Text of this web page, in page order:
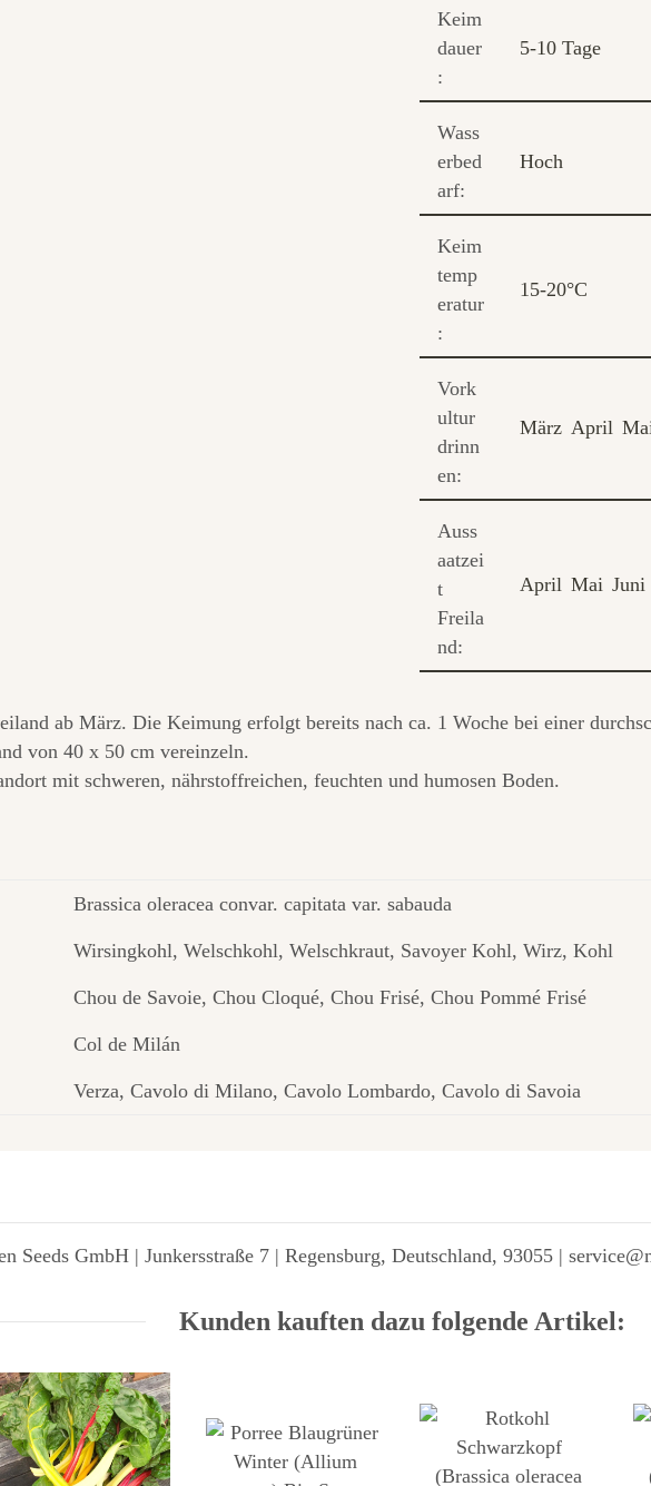
Keim
dauer
:
5-10 Tage
Wass
erbed
arf:
Hoch
Keim
temp
eratur
:
15-20°C
Vork
ultur
drinn
en:
März April
Auss
aatzei
t
Freila
nd:
April Mai Juni
ab März. Die Keimung erfolgt bereits nach ca. 1 Woche bei einer
von 40 x 50 cm vereinzeln.
mit schweren, nährstoffreichen, feuchten und humosen Boden.
Brassica oleracea convar. capitata var. sabauda
Wirsingkohl, Welschkohl, Welschkraut, Savoyer Kohl, Wirz, Kohl
Chou de Savoie, Chou Cloqué, Chou Frisé, Chou Pommé Frisé
Col de Milán
Verza, Cavolo di Milano, Cavolo Lombardo, Cavolo di Savoia
Seeds GmbH | Junkersstraße 7 | Regensburg, Deutschland, 93055 |
Kunden kauften dazu folgende Artikel: